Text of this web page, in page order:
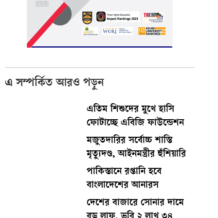
এ সম্পর্কিত আরও পড়ুন
এতিম শিশুদের মুখে হাসি
ফোটাচ্ছে এবিজি ফাউন্ডেশন
মজুতদারির সর্বোচ্চ শাস্তি
মৃত্যুদণ্ড, আইনমন্ত্রীর হুঁশিয়ারি
পাকিস্তানে রপ্তানি হবে
বাংলাদেশের আনারস
দেশের বাজারে সোনার দামে